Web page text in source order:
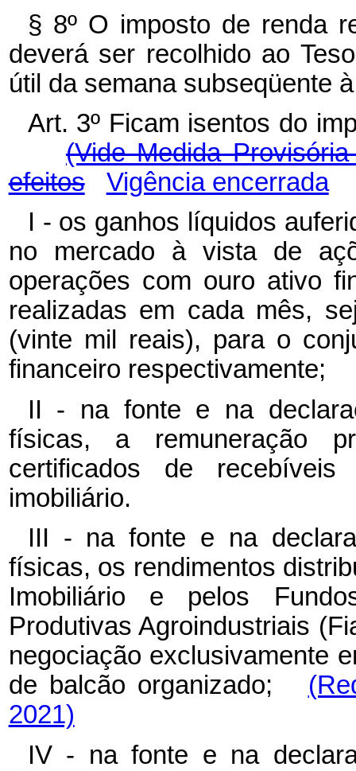
§ 8º O imposto de renda
deverá ser recolhido ao
útil da semana subseqüente
Art. 3º Ficam isentos do
(Vide Medida
efeitos
Vigência encerrada
I - os ganhos líquidos
no mercado à vista de
operações com ouro ativo
realizadas em cada mês,
(vinte mil reais), para o
financeiro respectivamente;
II - na fonte e na
físicas, a remuneração
certificados de
imobiliário.
III - na fonte e na
físicas, os rendimentos
Imobiliário e pelos
Produtivas Agroindustriais
negociação exclusivamente
de balcão organizado;
2021)
IV - na fonte e na